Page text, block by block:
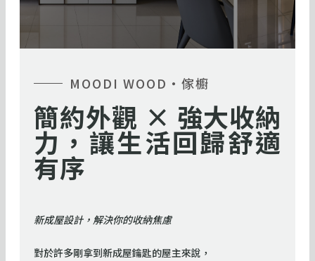
MOODI WOOD・傢櫥
簡約外觀 × 強大收納
力，讓生活回歸舒適
有序
新成屋設計，解決你的收納焦慮
對於許多剛拿到新成屋鑰匙的屋主來說，